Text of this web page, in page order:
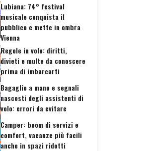
Lubiana: 74° festival
musicale conquista il
pubblico e mette in ombra
Vienna
Regole in volo: diritti,
divieti e multe da conoscere
prima di imbarcarti
Bagaglio a mano e segnali
nascosti degli assistenti di
volo: errori da evitare
Camper: boom di servizi e
comfort, vacanze più facili
anche in spazi ridotti